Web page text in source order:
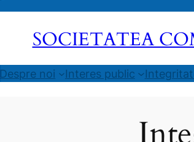
SOCIETATEA
Despre noi Interes public